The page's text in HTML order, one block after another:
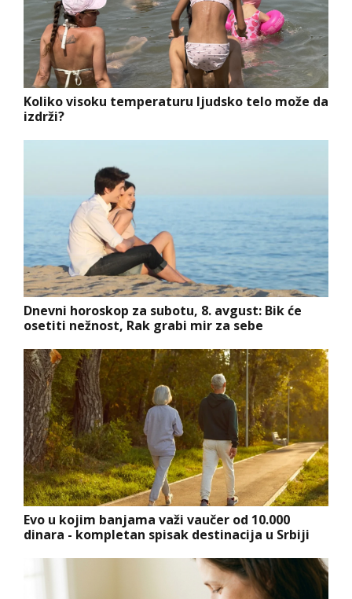
Koliko visoku temperaturu ljudsko telo može da
izdrži?
Dnevni horoskop za subotu, 8. avgust: Bik će
osetiti nežnost, Rak grabi mir za sebe
Evo u kojim banjama važi vaučer od 10.000
dinara - kompletan spisak destinacija u Srbiji